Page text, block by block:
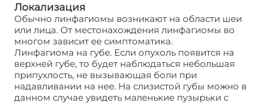
Локализация
Обычно линфагиомы возникают на области шеи
или лица. От местонахождения линфагиомы во
многом зависит ее симптоматика.
Линфагиома на губе. Если опухоль появится на
верхней губе, то будет наблюдаться небольшая
припухлость, не вызывающая боли при
надавливании на нее. На слизистой губы можно в
данном случае увидеть маленькие пузырьки с